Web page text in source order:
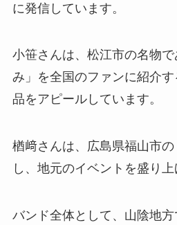
に発信しています。
小笹さんは、松江市の名物
み」を全国のファンに紹介
品をアピールしています。
楢﨑さんは、広島県福山市
し、地元のイベントを盛り上
バンド全体として、山陰地